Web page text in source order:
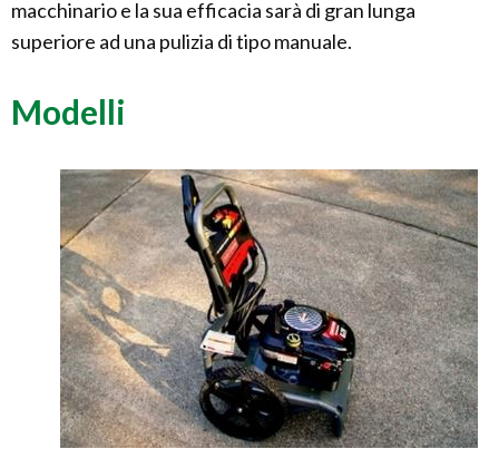
macchinario e la sua efficacia sarà di gran lunga
superiore ad una pulizia di tipo manuale.
Modelli